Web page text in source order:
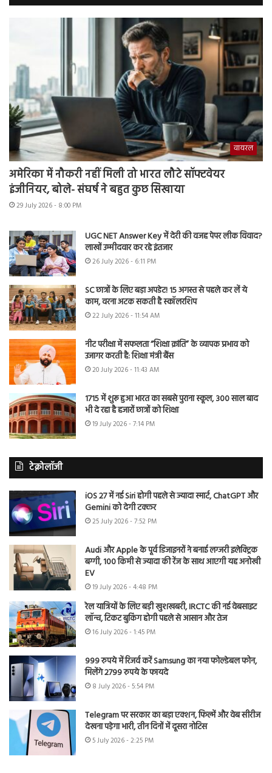
वायरल
अमेरिका में नौकरी नहीं मिली तो भारत लौटे सॉफ्टवेयर
इंजीनियर, बोले- संघर्ष ने बहुत कुछ सिखाया
29 July 2026 - 8:00 PM
UGC NET Answer Key में देरी की वजह पेपर लीक विवाद?
लाखों उम्मीदवार कर रहे इंतजार
26 July 2026 - 6:11 PM
SC छात्रों के लिए बड़ा अपडेट! 15 अगस्त से पहले कर लें ये
काम, वरना अटक सकती है स्कॉलरशिप
22 July 2026 - 11:54 AM
नीट परीक्षा में सफलता “शिक्षा क्रांति” के व्यापक प्रभाव को
उजागर करती है: शिक्षा मंत्री बैंस
20 July 2026 - 11:43 AM
1715 में शुरू हुआ भारत का सबसे पुराना स्कूल, 300 साल बाद
भी दे रहा है हजारों छात्रों को शिक्षा
19 July 2026 - 7:14 PM
टेक्नोलॉजी
iOS 27 में नई Siri होगी पहले से ज्यादा स्मार्ट, ChatGPT और
Gemini को देगी टक्कर
25 July 2026 - 7:52 PM
Audi और Apple के पूर्व डिजाइनरों ने बनाई लग्जरी इलेक्ट्रिक
बग्गी, 100 किमी से ज्यादा की रेंज के साथ आएगी यह अनोखी
EV
19 July 2026 - 4:48 PM
रेल यात्रियों के लिए बड़ी खुशखबरी, IRCTC की नई वेबसाइट
लॉन्च, टिकट बुकिंग होगी पहले से आसान और तेज
16 July 2026 - 1:45 PM
999 रुपये में रिजर्व करें Samsung का नया फोल्डेबल फोन,
मिलेंगे 2799 रुपये के फायदे
8 July 2026 - 5:54 PM
Telegram पर सरकार का बड़ा एक्शन, फिल्में और वेब सीरीज
देखना पड़ेगा भारी, तीन दिनों में दूसरा नोटिस
5 July 2026 - 2:25 PM